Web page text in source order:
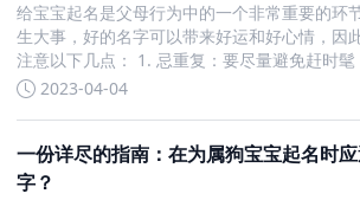
给宝宝起名是父母行为中的一个非常重要的环
生大事，好的名字可以带来好运和好心情，因
注意以下几点： 1. 忌重复：要尽量避免赶时髦
独具匠心，起名要有“名不见经传，誓不休”的
2023-04-04
一份详尽的指南：在为属狗宝宝起名时
字？